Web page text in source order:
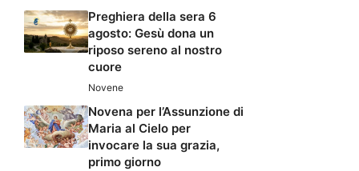
Preghiera della sera 6
agosto: Gesù dona un
riposo sereno al nostro
cuore
Novene
Novena per l’Assunzione di
Maria al Cielo per
invocare la sua grazia,
primo giorno